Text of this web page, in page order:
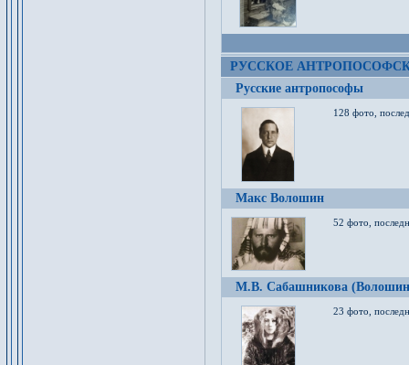
РУССКОЕ
Русские антропософы
128 фото,
Макс Волошин
52 фото,
М.В. Сабашникова
23 фото,